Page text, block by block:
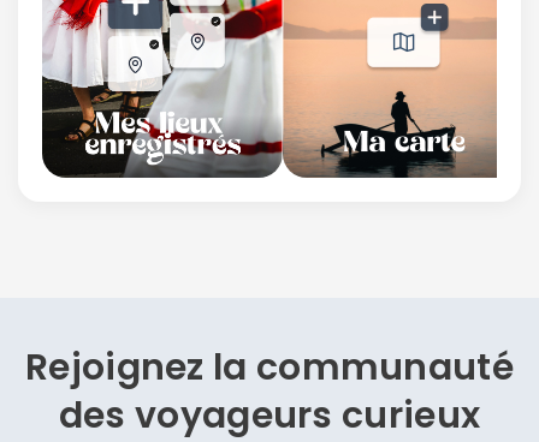
Rejoignez la communauté
desvoyageurs curieux